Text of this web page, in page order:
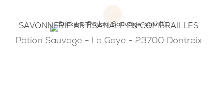
SAVONNERIE ARTISANALE EN COMBRAILLES
Potion Sauvage - La Gaye - 23700 Dontreix